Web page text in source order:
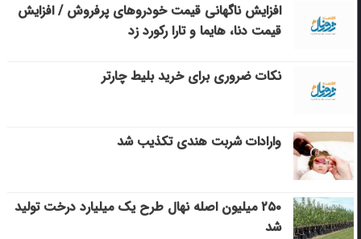
افزایش ناگهانی قیمت خودروهای پرفروش / افزایش
قیمت دنا، هایما و تارا رکورد زد
نکات ضروری برای خرید بلیط چارتر
وارادات شربت هندی تکذیب شد
۲۵۰ میلیون اصله نهال طرح یک میلیارد درخت تولید
شد